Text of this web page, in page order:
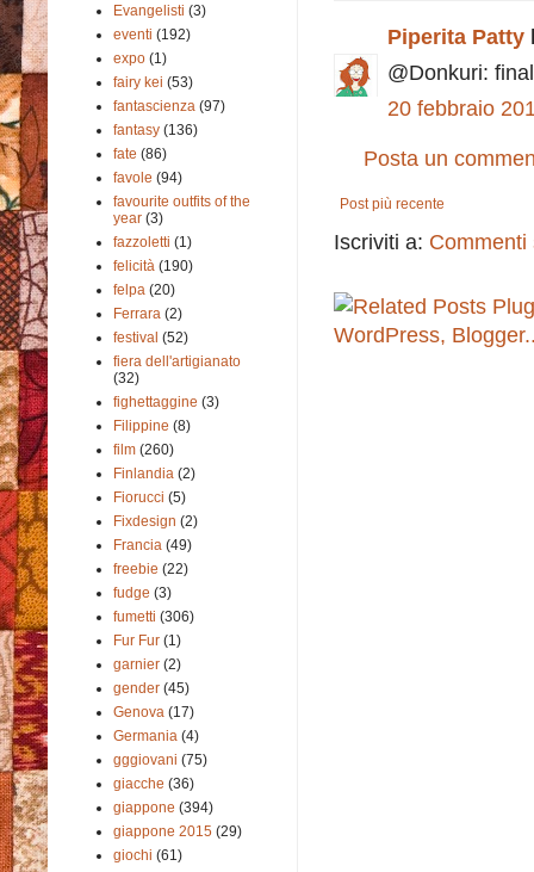
Piperita Patty
@Donkuri:
20 febbraio
Posta un
Post più recente
Iscriviti a: Commenti
Evangelisti (3)
eventi (192)
expo (1)
fairy kei (53)
fantascienza (97)
fantasy (136)
fate (86)
favole (94)
favourite outfits of the
year (3)
fazzoletti (1)
felicità (190)
felpa (20)
Ferrara (2)
festival (52)
fiera dell'artigianato
(32)
fighettaggine (3)
Filippine (8)
film (260)
Finlandia (2)
Fiorucci (5)
Fixdesign (2)
Francia (49)
freebie (22)
fudge (3)
fumetti (306)
Fur Fur (1)
garnier (2)
gender (45)
Genova (17)
Germania (4)
gggiovani (75)
giacche (36)
giappone (394)
giappone 2015 (29)
giochi (61)